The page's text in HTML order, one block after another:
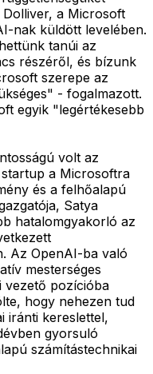
a Microsoft
nak küldött levelében.
tanúi az
részéről, és bízunk
szerepe az
- fogalmazott.
egyik "legértékesebb
volt az
a Microsoftra
és a felhőalapú
Satya
hatalomgyakorló az
Az OpenAI-ba való
mesterséges
vezető pozícióba
hogy nehezen tud
iránti kereslettel,
gyorsuló
számítástechnikai